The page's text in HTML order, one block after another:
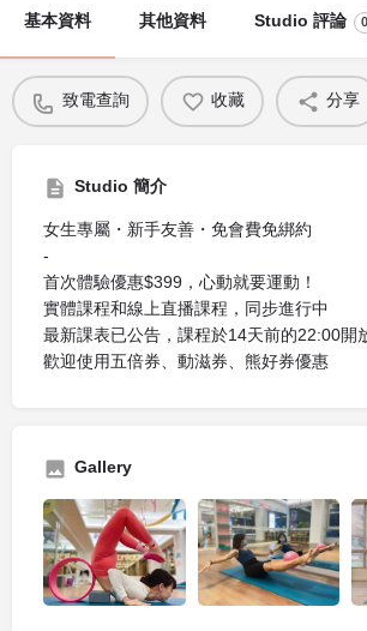
基本資料 其他資料 Studio 評論 0
致電查詢 收藏 分享
Studio 簡介
女生專屬・新手友善・免會費免綁約
-
首次體驗優惠$399，心動就要運動！
實體課程和線上直播課程，同步進行中
最新課表已公告，課程於14天前的22:00開
歡迎使用五倍券、動滋券、熊好券優惠
Gallery